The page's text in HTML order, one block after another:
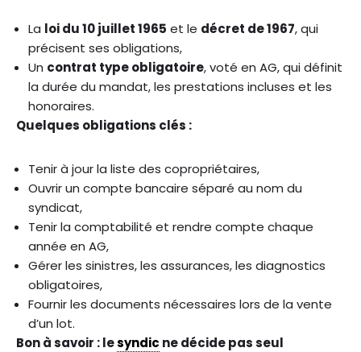
La loi du 10 juillet 1965 et le décret de 1967, qui
précisent ses obligations,
Un contrat type obligatoire, voté en AG, qui définit
la durée du mandat, les prestations incluses et les
honoraires.
Quelques obligations clés :
Tenir à jour la liste des copropriétaires,
Ouvrir un compte bancaire séparé au nom du
syndicat,
Tenir la comptabilité et rendre compte chaque
année en AG,
Gérer les sinistres, les assurances, les diagnostics
obligatoires,
Fournir les documents nécessaires lors de la vente
d’un lot.
Bon à savoir : lesyndic ne décide pas seul